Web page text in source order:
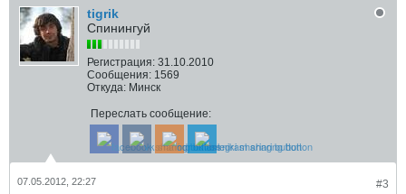
tigrik
Спинингуй
Регистрация: 31.10.2010
Сообщения: 1569
Откуда: Минск
Переслать сообщение:
#3
07.05.2012, 22:27